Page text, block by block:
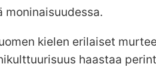
kielen erilaiset
haastaa